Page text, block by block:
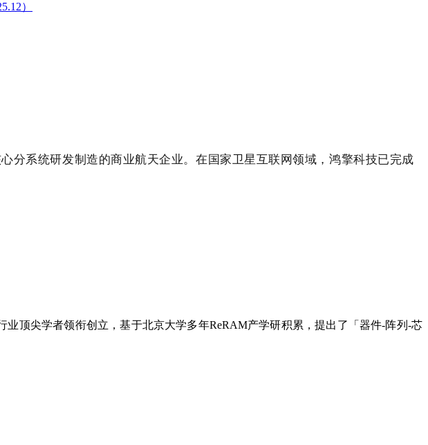
）
分系统研发制造的商业航天企业。在国家卫星互联网领域，鸿擎科技已完成
顶尖学者领衔创立，基于北京大学多年ReRAM产学研积累，提出了「器件-阵列-芯